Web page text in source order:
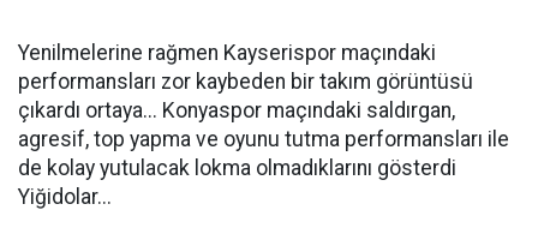
Yenilmelerine rağmen Kayserispor maçındaki
performansları zor kaybeden bir takım görüntüsü
çıkardı ortaya... Konyaspor maçındaki saldırgan,
agresif, top yapma ve oyunu tutma performansları ile
de kolay yutulacak lokma olmadıklarını gösterdi
Yiğidolar...